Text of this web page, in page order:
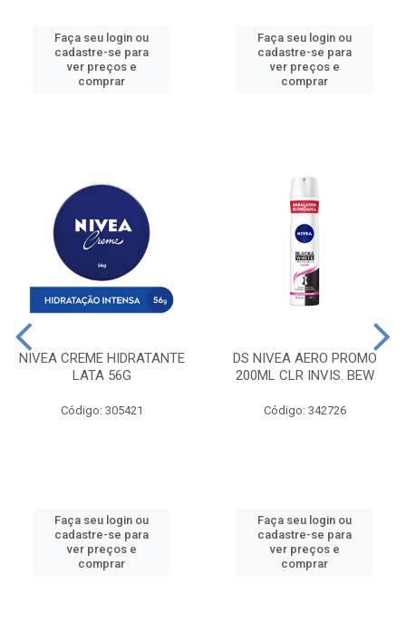
Faça seu login ou
cadastre-se para
ver preços e
comprar
Faça seu login ou
cadastre-se para
ver preços e
comprar
NIVEA CREME HIDRATANTE
LATA 56G
Código: 305421
Faça seu login ou
cadastre-se para
ver preços e
comprar
DS NIVEA AERO PROMO
200ML CLR INVIS. BEW
Código: 342726
Faça seu login ou
cadastre-se para
ver preços e
comprar